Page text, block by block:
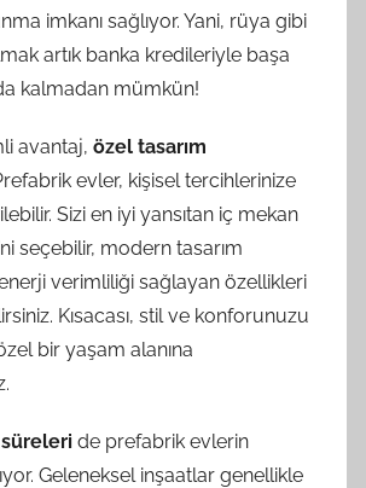
imkanı sağlıyor. Yani, rüya gibi
artık banka kredileriyle başa
kalmadan mümkün!
avantaj, özel tasarım
evler, kişisel tercihlerinize
Sizi en iyi yansıtan iç mekan
seçebilir, modern tasarım
enerji verimliliği sağlayan özellikleri
Kısacası, stil ve konforunuzu
bir yaşam alanına
süreleri de prefabrik evlerin
Geleneksel inşaatlar genellikle